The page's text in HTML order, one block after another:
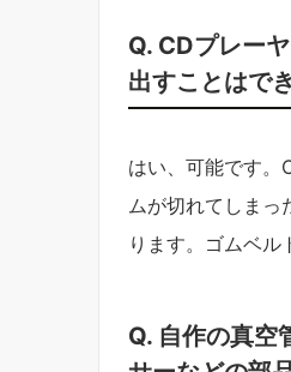
Q. CDプレー
出すことはで
はい、可能です。
ムが切れてしま
ります。ゴムベル
Q. 自作の真空